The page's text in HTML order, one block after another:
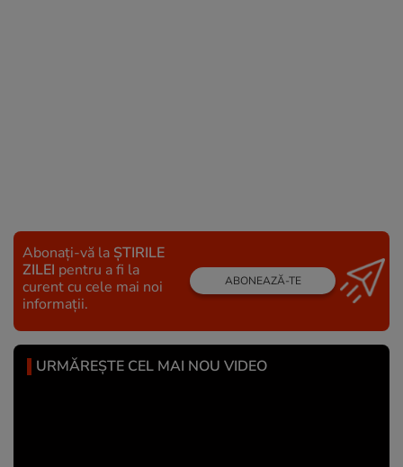
Abonați-vă la ȘTIRILE
ZILEI pentru a fi la
curent cu cele mai noi
informații.
ABONEAZĂ-TE
URMĂREȘTE CEL MAI NOU VIDEO